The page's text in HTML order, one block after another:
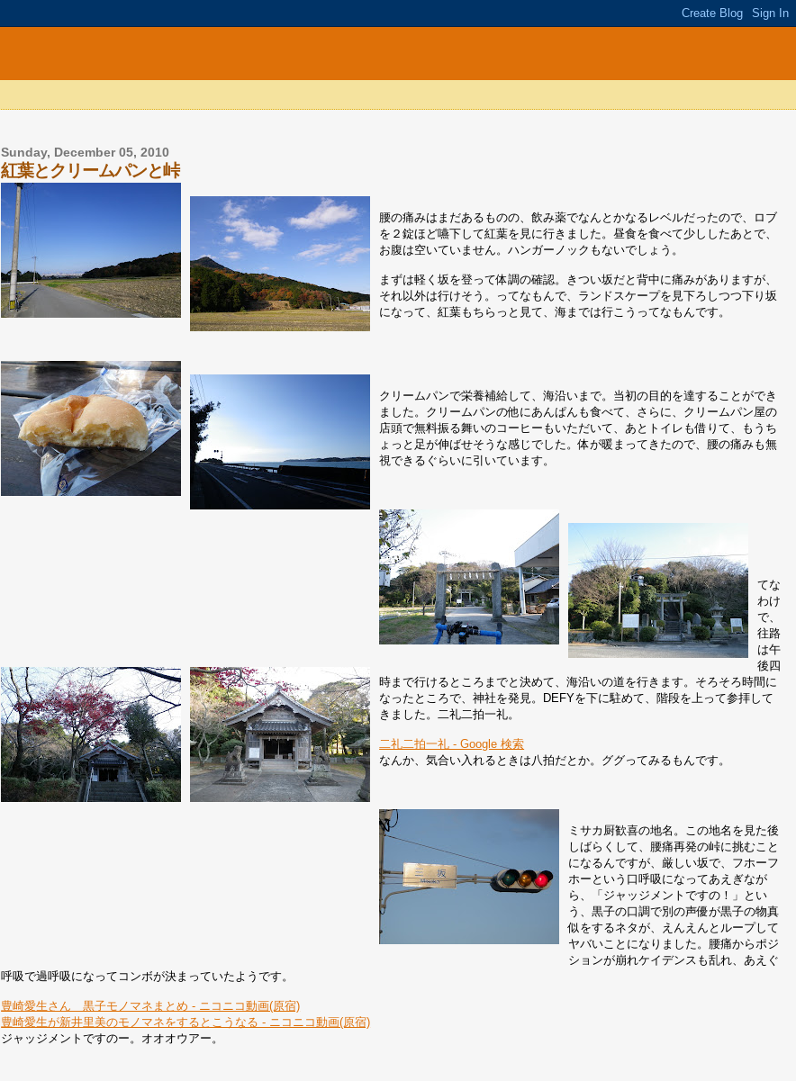
Sunday, December 05, 2010
紅葉とクリームパンと峠
腰の痛みはまだあるものの、飲み薬でなんとかなるレベルだったので、ロブ
を２錠ほど嚥下して紅葉を見に行きました。昼食を食べて少ししたあとで、
お腹は空いていません。ハンガーノックもないでしょう。
まずは軽く坂を登って体調の確認。きつい坂だと背中に痛みがありますが、
それ以外は行けそう。ってなもんで、ランドスケープを見下ろしつつ下り坂
になって、紅葉もちらっと見て、海までは行こうってなもんです。
クリームパンで栄養補給して、海沿いまで。当初の目的を達することができ
ました。クリームパンの他にあんぱんも食べて、さらに、クリームパン屋の
店頭で無料振る舞いのコーヒーもいただいて、あとトイレも借りて、もうち
ょっと足が伸ばせそうな感じでした。体が暖まってきたので、腰の痛みも無
視できるぐらいに引いています。
てな
わけ
で、
往路
は午
後四
時まで行けるところまでと決めて、海沿いの道を行きます。そろそろ時間に
なったところで、神社を発見。DEFYを下に駐めて、階段を上って参拝して
きました。二礼二拍一礼。
二礼二拍一礼 - Google 検索
なんか、気合い入れるときは八拍だとか。ググってみるもんです。
ミサカ厨歓喜の地名。この地名を見た後
しばらくして、腰痛再発の峠に挑むこと
になるんですが、厳しい坂で、フホーフ
ホーという口呼吸になってあえぎなが
ら、「ジャッジメントですの！」とい
う、黒子の口調で別の声優が黒子の物真
似をするネタが、えんえんとループして
ヤバいことになりました。腰痛からポジ
ションが崩れケイデンスも乱れ、あえぐ
呼吸で過呼吸になってコンボが決まっていたようです。
豊崎愛生さん 黒子モノマネまとめ ‐ ニコニコ動画(原宿)
豊崎愛生が新井里美のモノマネをするとこうなる ‐ ニコニコ動画(原宿)
ジャッジメントですのー。オオオウアー。